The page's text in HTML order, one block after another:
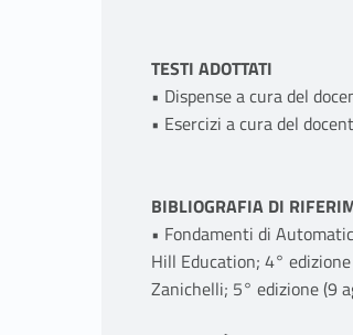
TESTI ADOTTATI
• Dispense a cura del
• Esercizi a cura del
BIBLIOGRAFIA DI
• Fondamenti di
Hill Education; 4°
Zanichelli; 5° edizione (9